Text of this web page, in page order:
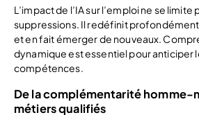
L’impact de l’IA sur l’emploi ne se limite
suppressions. Il redéfinit
et en fait émerger de nouveaux.
dynamique est essentiel pour anticiper
compétences.
De la complémentarité homme-
métiers qualifiés